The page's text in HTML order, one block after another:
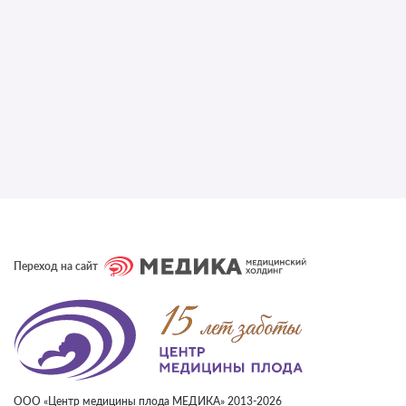
Переход на сайт
ООО «Центр медицины плода МЕДИКА» 2013-2026